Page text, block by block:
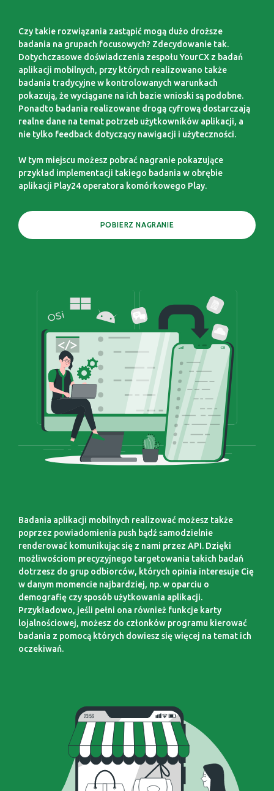
Czy takie rozwiązania zastąpić mogą dużo droższe
badania na grupach focusowych? Zdecydowanie tak.
Dotychczasowe doświadczenia zespołu YourCX z badań
aplikacji mobilnych, przy których realizowano także
badania tradycyjne w kontrolowanych warunkach
pokazują, że wyciągane na ich bazie wnioski są podobne.
Ponadto badania realizowane drogą cyfrową dostarczają
realne dane na temat potrzeb użytkowników aplikacji, a
nie tylko feedback dotyczący nawigacji i użyteczności.
W tym miejscu możesz pobrać nagranie pokazujące
przykład implementacji takiego badania w obrębie
aplikacji Play24 operatora komórkowego Play.
POBIERZ NAGRANIE
Badania aplikacji mobilnych realizować możesz także
poprzez powiadomienia push bądź samodzielnie
renderować komunikując się z nami przez API. Dzięki
możliwościom precyzyjnego targetowania takich badań
dotrzesz do grup odbiorców, których opinia interesuje Cię
w danym momencie najbardziej, np. w oparciu o
demografię czy sposób użytkowania aplikacji.
Przykładowo, jeśli pełni ona również funkcje karty
lojalnościowej, możesz do członków programu kierować
badania z pomocą których dowiesz się więcej na temat ich
oczekiwań.